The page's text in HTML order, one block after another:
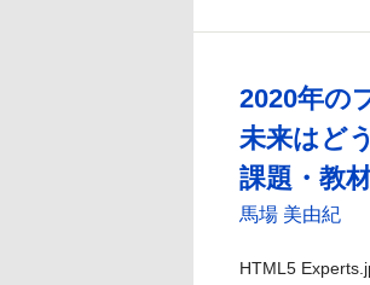
2020年の
未来はど
課題・教
馬場 美由紀
HTML5